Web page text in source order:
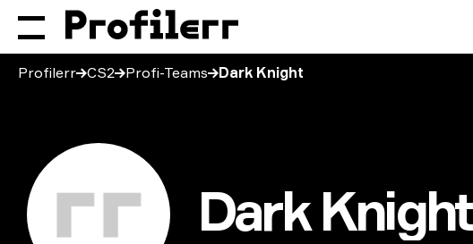
Profilerr CS2 Profi-Teams Dark Knight
Dark Knight